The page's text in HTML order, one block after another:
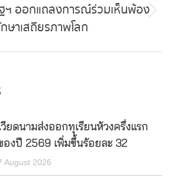
post:
ฯ ออกแถลงการณ์ร่วมเห็นพ้อง
ษาเสถียรภาพโลก
วียดนามส่งออกทุเรียนห้วงครึ่งแรก
องปี 2569 เพิ่มขึ้นร้อยละ 32
August 2026